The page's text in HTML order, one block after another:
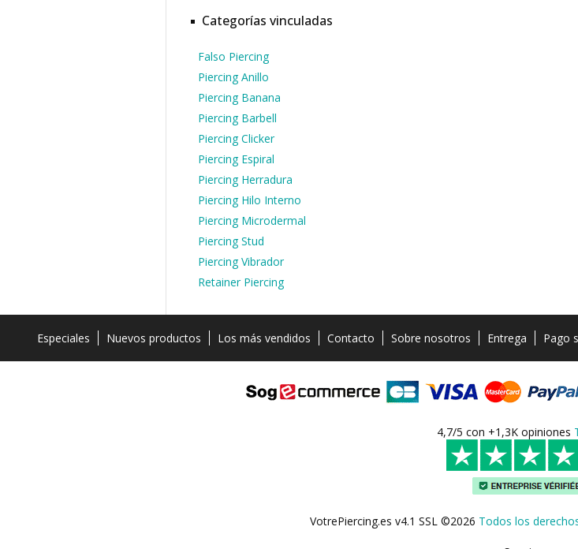
Categorías vinculadas
Falso Piercing
Piercing Anillo
Piercing Banana
Piercing Barbell
Piercing Clicker
Piercing Espiral
Piercing Herradura
Piercing Hilo Interno
Piercing Microdermal
Piercing Stud
Piercing Vibrador
Retainer Piercing
Especiales Nuevos productos Los más vendidos Contacto Sobre nosotros Entrega Pago
4,7/5 con +1,3K opiniones
VotrePiercing.es v4.1 SSL ©2026 Todos los